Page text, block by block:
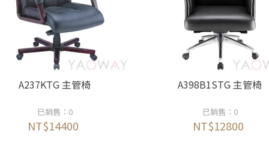
A237KTG 主管椅
已銷售：0
NT$14400
A398B1STG 主管椅
已銷售：0
NT$12800